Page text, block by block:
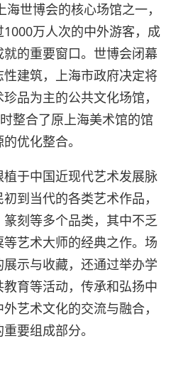
世博会的核心场馆之一，
万人次的中外游客，成
的重要窗口。世博会闭幕
建筑，上海市政府决定将
品为主的公共文化场馆，
整合了原上海美术馆的馆
优化整合。
于中国近现代艺术发展脉
到当代的各类艺术作品，
刻等多个品类，其中不乏
艺术大师的经典之作。场
示与收藏，还通过举办学
育等活动，传承和弘扬中
艺术文化的交流与融合，
要组成部分。